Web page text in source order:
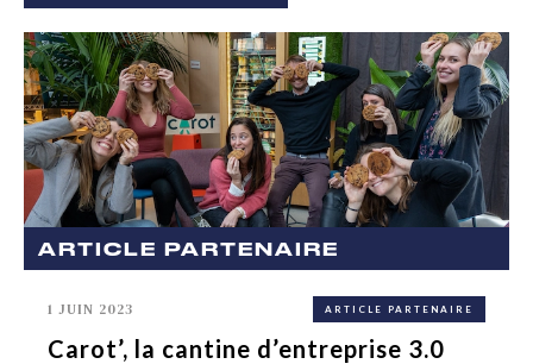
ARTICLE PARTENAIRE
1 JUIN 2023 ARTICLE PARTENAIRE
Carot’, la cantine d’entreprise 3.0